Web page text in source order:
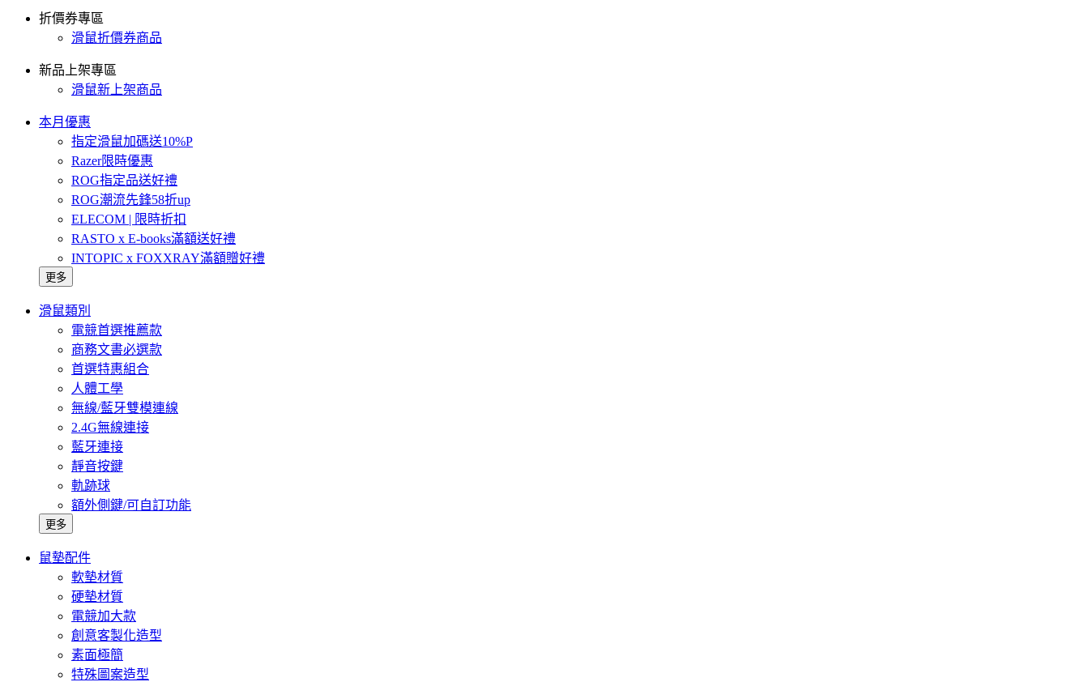
折價券專區
滑鼠折價券商品
新品上架專區
滑鼠新上架商品
本月優惠
指定滑鼠加碼送10%P
Razer限時優惠
ROG指定品送好禮
ROG潮流先鋒58折up
ELECOM | 限時折扣
RASTO x E-books滿額送好禮
INTOPIC x FOXXRAY滿額贈好禮
更多
滑鼠類別
電競首選推薦款
商務文書必選款
首選特惠組合
人體工學
無線/藍牙雙模連線
2.4G無線連接
藍牙連接
靜音按鍵
軌跡球
額外側鍵/可自訂功能
更多
鼠墊配件
軟墊材質
硬墊材質
電競加大款
創意客製化造型
素面極簡
特殊圖案造型